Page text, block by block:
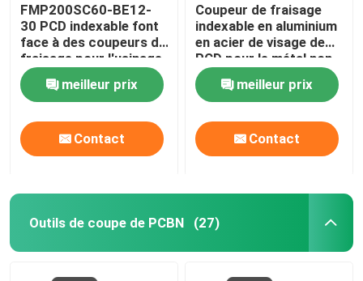
FMP200SC60-BE12-
30 PCD indexable font
face à des coupeurs de
fraisage pour l'usinage
de fraisage de
commande numérique
par ordinateur
meilleur prix
Contact
Coupeur de fraisage
indexable en aluminium
en acier de visage de
PCD pour le métal non
ferreux
meilleur prix
Contact
Outils de coupe de PCBN (27)